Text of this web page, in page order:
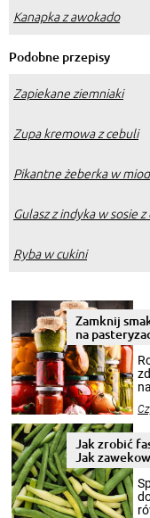
Kanapka z awokado
Podobne przepisy
Zapiekane ziemniaki
Zupa kremowa z cebuli
Pikantne żeberka w
Gulasz z indyka w sosie
Ryba w cukini
Zamknij
na
Jak zrobić
Jak